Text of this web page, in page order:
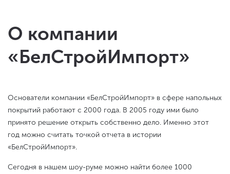
О компании
«БелСтройИмпорт»
Основатели компании «БелСтройИмпорт» в сфере напольных
покрытий работают с 2000 года. В 2005 году ими было
принято решение открыть собственно дело. Именно этот
год можно считать точкой отчета в истории
«БелСтройИмпорт».
Сегодня в нашем шоу-руме можно найти более 1000